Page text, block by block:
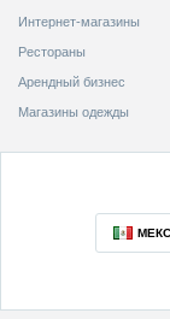
Интернет-магазины
Рестораны
Арендный бизнес
Магазины одежды